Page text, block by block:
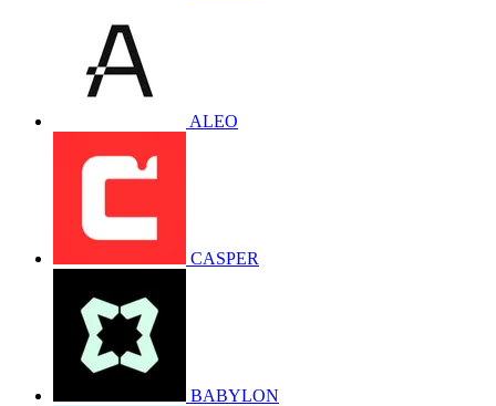
ALEO
CASPER
BABYLON